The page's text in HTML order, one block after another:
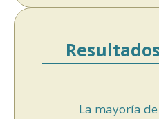
La mayoría